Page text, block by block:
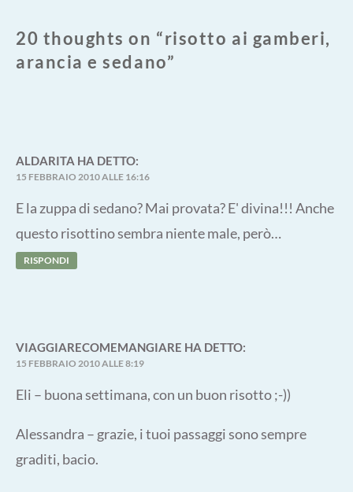
20 thoughts on “risotto ai gamberi,
arancia e sedano”
ALDARITA HA DETTO:
15 FEBBRAIO 2010 ALLE 16:16
E la zuppa di sedano? Mai provata? E' divina!!! Anche
questo risottino sembra niente male, però…
RISPONDI
VIAGGIARECOMEMANGIARE HA DETTO:
15 FEBBRAIO 2010 ALLE 8:19
Eli – buona settimana, con un buon risotto ;-))
Alessandra – grazie, i tuoi passaggi sono sempre
graditi, bacio.